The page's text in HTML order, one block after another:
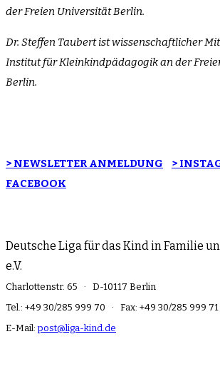
der Freien Universität Berlin.
Dr. Steffen Taubertist wissenschaftlicher
Institut für Kleinkindpädagogik an der
Berlin.
> NEWSLETTER ANMELDUNG >
FACEBOOK
Deutsche Liga für das Kind in Familie
e.V.
Charlottenstr. 65 · D-10117 Berlin
Tel.: +49 30/285 999 70 · Fax: +49 30/285 999 71
E-Mail:post@liga-kind.de